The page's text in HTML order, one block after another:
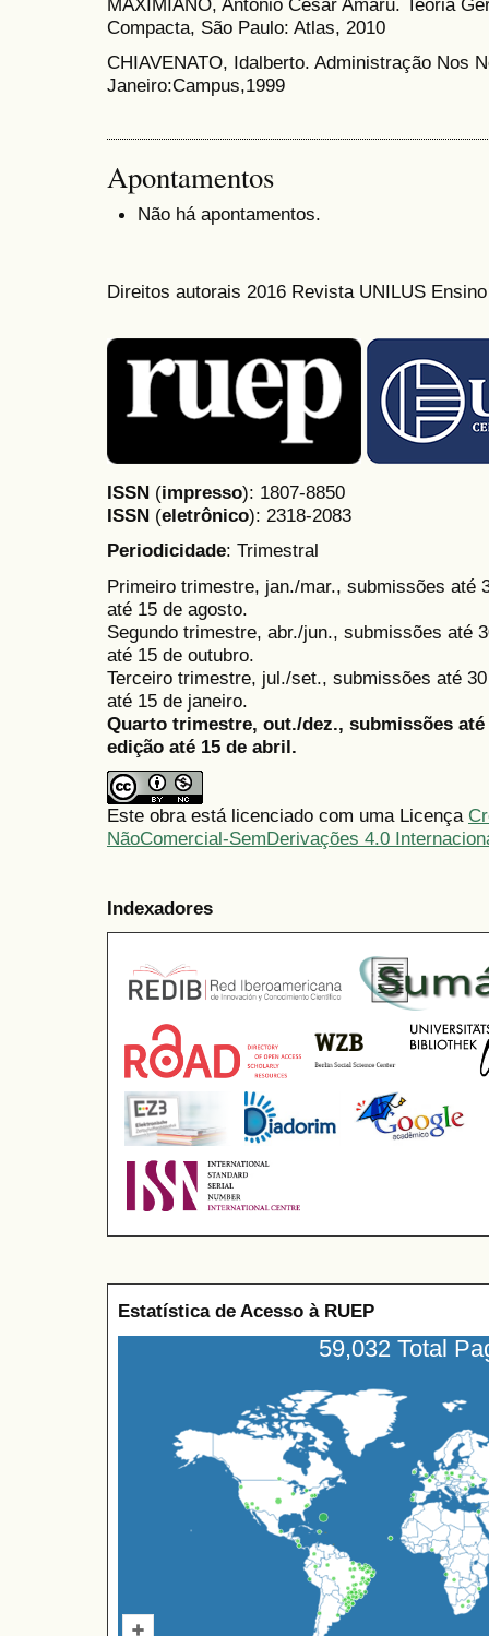
MAXIMIANO, Antonio Cesar Amaru. Teoria
Compacta, São Paulo: Atlas, 2010
CHIAVENATO, Idalberto. Administração Nos
Janeiro:Campus,1999
Apontamentos
Não há apontamentos.
Direitos autorais 2016 Revista UNILUS
ISSN (impresso): 1807-8850
ISSN (eletrônico): 2318-2083
Periodicidade: Trimestral
Primeiro trimestre, jan./mar., submissões até
até 15 de agosto.
Segundo trimestre, abr./jun., submissões até
até 15 de outubro.
Terceiro trimestre, jul./set., submissões até
até 15 de janeiro.
Quarto trimestre, out./dez., submissões
edição até 15 de abril.
Este obra está licenciado com uma Licença
NãoComercial-SemDerivações 4.0
Indexadores
Estatística de Acesso à RUEP
59,032 Total